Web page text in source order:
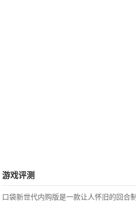
游戏评测
口袋新世代内购版是一款让人怀旧的回合